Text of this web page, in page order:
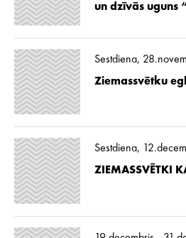
un dzīvās uguns
Sestdiena,
Ziemassvētku
Sestdiena,
ZIEMASSVĒTKI